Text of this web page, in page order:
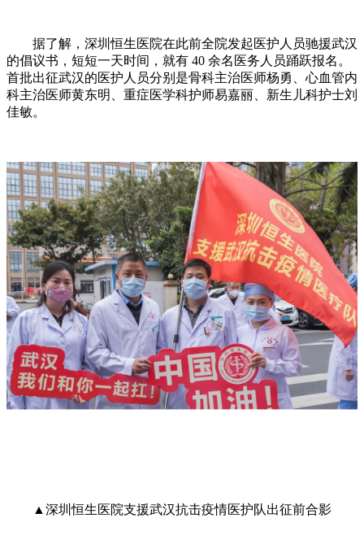
据了解，深圳恒生医院在此前全院发起医护人员驰援武汉
的倡议书，短短一天时间，就有 40 余名医务人员踊跃报名。
首批出征武汉的医护人员分别是骨科主治医师杨勇、心血管内
科主治医师黄东明、重症医学科护师易嘉丽、新生儿科护士刘
佳敏。
▲深圳恒生医院支援武汉抗击疫情医护队出征前合影